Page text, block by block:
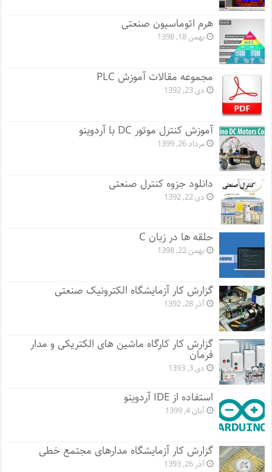
هرم اتوماسیون صنعتی
بهمن 18, 1398
مجموعه مقالات آموزش PLC
دی 23, 1392
آموزش کنترل موتور DC با آردوینو
مرداد 26, 1399
دانلود جزوه کنترل صنعتی
دی 22, 1392
حلقه ها در زبان C
بهمن 22, 1398
گزارش کار آزمایشگاه الکترونیک صنعتی
آذر 28, 1392
گزارش کار کارگاه ماشین های الکتریکی و مدار
فرمان
دی 3, 1393
استفاده از IDE آردوینو
آبان 4, 1399
گزارش کار آزمایشگاه مدارهای مجتمع خطی
آذر 26, 1393